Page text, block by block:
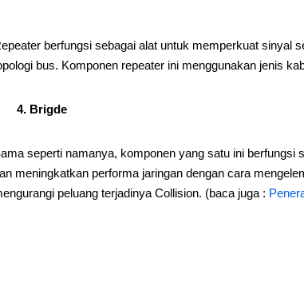
berfungsi sebagai alat untuk memperkuat sinyal
bus. Komponen repeater ini menggunakan jenis
4. Brigde
seperti namanya, komponen yang satu ini berfungsi
meningkatkan performa jaringan dengan cara
peluang terjadinya Collision. (baca juga :